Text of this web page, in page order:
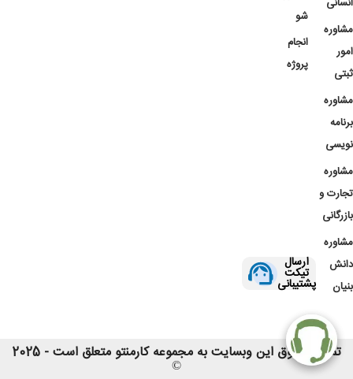
مشاوره
امور
ثبتی
مشاوره
برنامه
نویسی
مشاوره
تجارت و
بازرگانی
مشاوره
دانش
بنیان
شو
انجام
پروژه
ارسال
تیکت
پشتیبانی
تمامی حقوق این وبسایت به مجموعه کارمنتو متعلق است - 2025
©